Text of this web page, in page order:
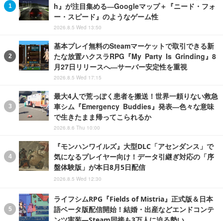
h』が注目集める―Googleマップ＋『ニード・フォ
ー・スピード』のようなゲーム性
2026.8.5 Wed 13:50
基本プレイ無料のSteamマーケットで取引できる新
たな放置ハクスラRPG『My Party Is Grinding』8
月27日リリースへ―サーバー安定性を重視
2026.8.5 Wed 17:15
最大4人で荒っぽく患者を搬送！世界一頼りない救急
車シム『Emergency Buddies』発表―色々な意味
で生きたまま帰ってこられるか
2026.8.6 Thu 10:00
『モンハンワイルズ』大型DLC「アセンダンス」で
気になるプレイヤー向け！データ引継ぎ対応の「序
盤体験版」が本日8月5日配信
2026.8.5 Wed 12:30
ライフシムRPG『Fields of Mistria』正式版＆日本
語ベータ版配信開始！結婚・出産などエンドコンテ